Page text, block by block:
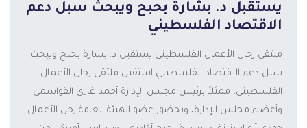
يستقبل د. بشارة بحبح ويبحث سبل دعم
الاقتصاد الفلسطيني
ملتقى رجال الأعمال الفلسطيني يستقبل د. بشارة بحبح ويبحث
سبل دعم الاقتصاد الفلسطيني استقبل ملتقى رجال الأعمال
الفلسطيني، ممثلاً برئيس مجلس الإدارة أحمد غازي القواسمي
وأعضاء مجلس الإدارة، وبحضور عضو الهيئة العامة رجل الأعمال